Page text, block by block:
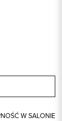
W SALONIE